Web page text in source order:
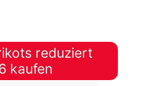
reduziert
kaufen